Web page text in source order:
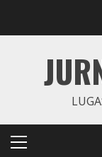
Primary